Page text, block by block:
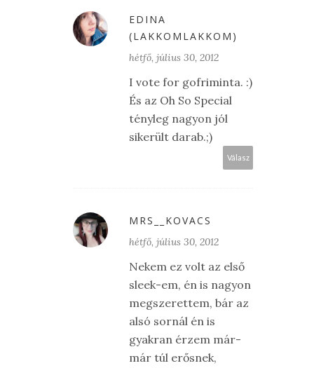
EDINA
(LAKKOMLAKKOM)
hétfő, július 30, 2012
I vote for gofriminta. :)
És az Oh So Special
tényleg nagyon jól
sikerült darab.;)
Válasz
MRS__KOVACS
hétfő, július 30, 2012
Nekem ez volt az első
sleek-em, én is nagyon
megszerettem, bár az
alsó sornál én is
gyakran érzem már-
már túl erősnek,